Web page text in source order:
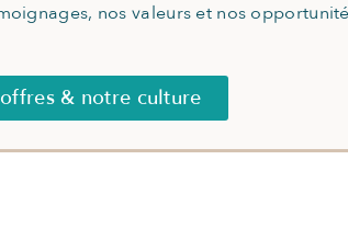
nos valeurs et nos
& notre culture